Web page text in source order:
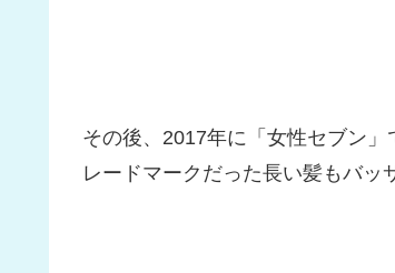
その後、2017年に「女性セブン
レードマークだった長い髪もバッ